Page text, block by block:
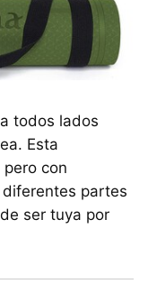
todos lados
Esta
con
partes
ser tuya por